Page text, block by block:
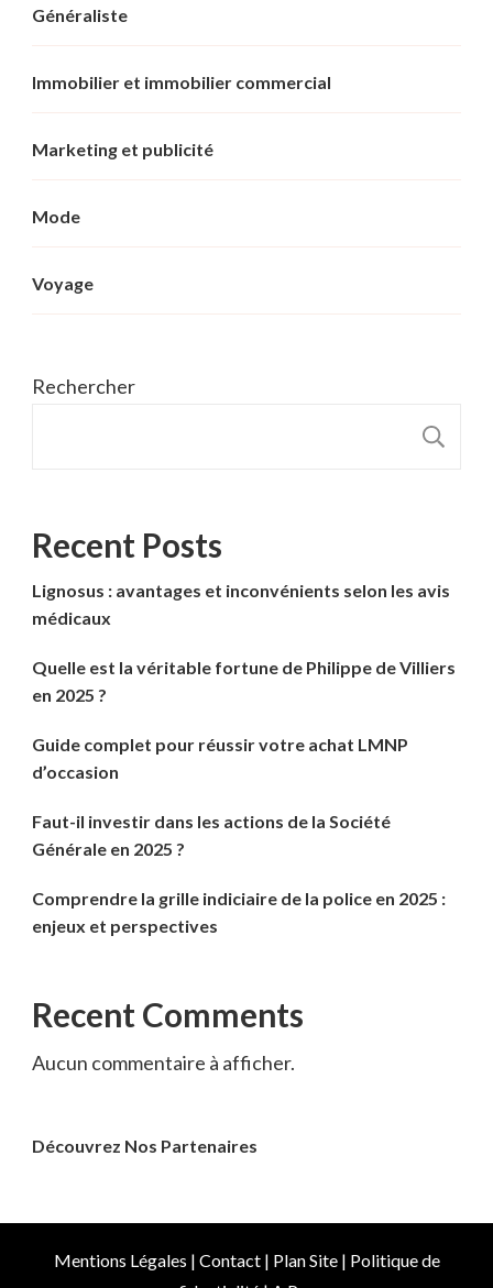
Généraliste
Immobilier et immobilier commercial
Marketing et publicité
Mode
Voyage
Rechercher
Recent Posts
Lignosus : avantages et inconvénients selon les avis
médicaux
Quelle est la véritable fortune de Philippe de Villiers
en 2025 ?
Guide complet pour réussir votre achat LMNP
d’occasion
Faut-il investir dans les actions de la Société
Générale en 2025 ?
Comprendre la grille indiciaire de la police en 2025 :
enjeux et perspectives
Recent Comments
Aucun commentaire à afficher.
Découvrez Nos Partenaires
Mentions Légales | Contact| Plan Site| Politique de